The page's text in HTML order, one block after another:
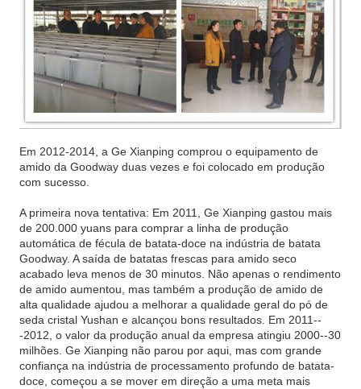
Em 2012-2014, a Ge Xianping comprou o equipamento de
amido da Goodway duas vezes e foi colocado em produção
com sucesso.
A primeira nova tentativa: Em 2011, Ge Xianping gastou mais
de 200.000 yuans para comprar a linha de produção
automática de fécula de batata-doce na indústria de batata
Goodway. A saída de batatas frescas para amido seco
acabado leva menos de 30 minutos. Não apenas o rendimento
de amido aumentou, mas também a produção de amido de
alta qualidade ajudou a melhorar a qualidade geral do pó de
seda cristal Yushan e alcançou bons resultados. Em 2011--
-2012, o valor da produção anual da empresa atingiu 2000--30
milhões. Ge Xianping não parou por aqui, mas com grande
confiança na indústria de processamento profundo de batata-
doce, começou a se mover em direção a uma meta mais